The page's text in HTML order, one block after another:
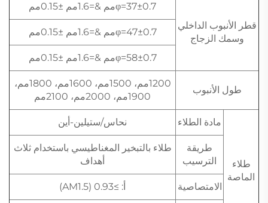
قطر الأنبوب الداخلي
وسمك الزجاج
φ=37±0.7مم &=1.6مم ±0.15مم
φ=47±0.7مم &=1.6مم ±0.15مم
φ=58±0.7مم &=1.6مم ±0.15مم
طول الأنبوب
1200مم، 1500مم، 1600مم، 1800مم،
1900مم، 2000مم، 2100مم
طلاء
الماصة
مادة الطلاء نحاس/ستيلين-أين
طريقة
الترسيب
طلاء بالتبخير المغناطيسي باستخدام ثلاث
أهداف
الامتصاصية
أ: ≥0.93 (AM1.5)